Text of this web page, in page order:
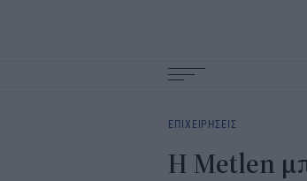
navigation
ΕΠΙΧΕΙΡΗΣΕΙΣ
Η Metlen